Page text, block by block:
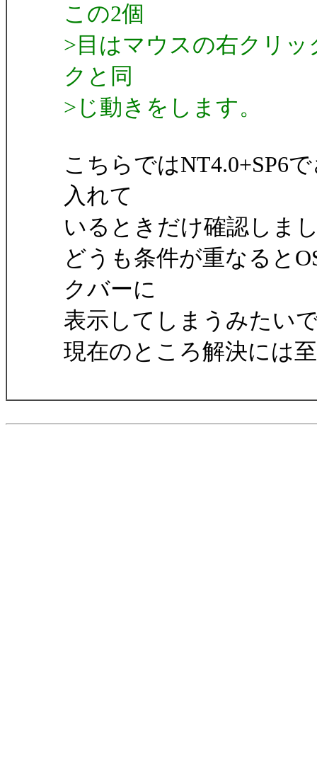
この2個
>目はマウスの右クリ
クと同
>じ動きをします。
こちらではNT4.0+SP6
入れて
いるときだけ確認しま
どうも条件が重なると
クバーに
表示してしまうみたい
現在のところ解決には